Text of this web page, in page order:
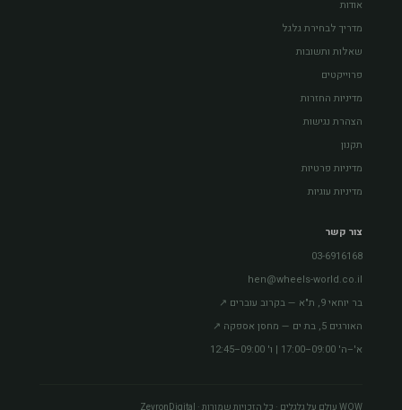
אודות
מדריך לבחירת גלגל
שאלות ותשובות
פרוייקטים
מדיניות החזרות
הצהרת נגישות
תקנון
מדיניות פרטיות
מדיניות עוגיות
צור קשר
03-6916168
hen@wheels-world.co.il
בר יוחאי 9, ת"א — בקרוב עוברים ↗
האורגים 5, בת ים — מחסן אספקה ↗
א'–ה' 09:00–17:00 | ו' 09:00–12:45
WOW עולם על גלגלים · כל הזכויות שמורות · ZevronDigital